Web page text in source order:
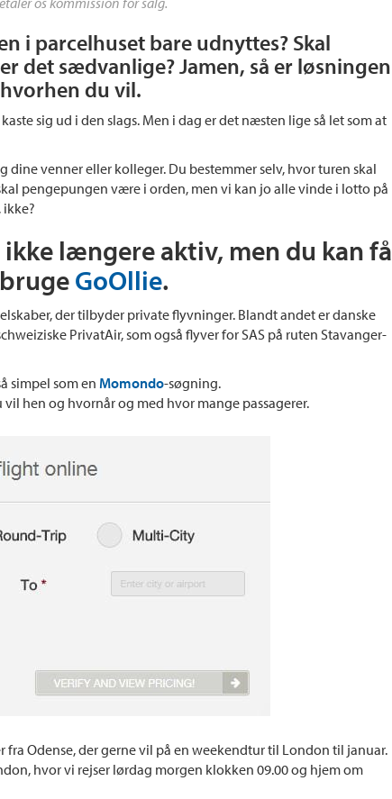
i parcelhuset bare udnyttes? Skal
det sædvanlige? Jamen, så er løsningen
du vil.
sig ud i den slags. Men i dag er det næsten lige så let som at
venner eller kolleger. Du bestemmer selv, hvor turen skal
pengepungen være i orden, men vi kan jo alle vinde i lotto på
ikke længere aktiv, men du kan få
GoOllie.
der tilbyder private flyvninger. Blandt andet er danske
PrivatAir, som også flyver for SAS på ruten Stavanger-
simpel som en Momondo-søgning.
hen og hvornår og med hvor mange passagerer.
fra Odense, der gerne vil på en weekendtur til London til januar.
hvor vi rejser lørdag morgen klokken 09.00 og hjem om